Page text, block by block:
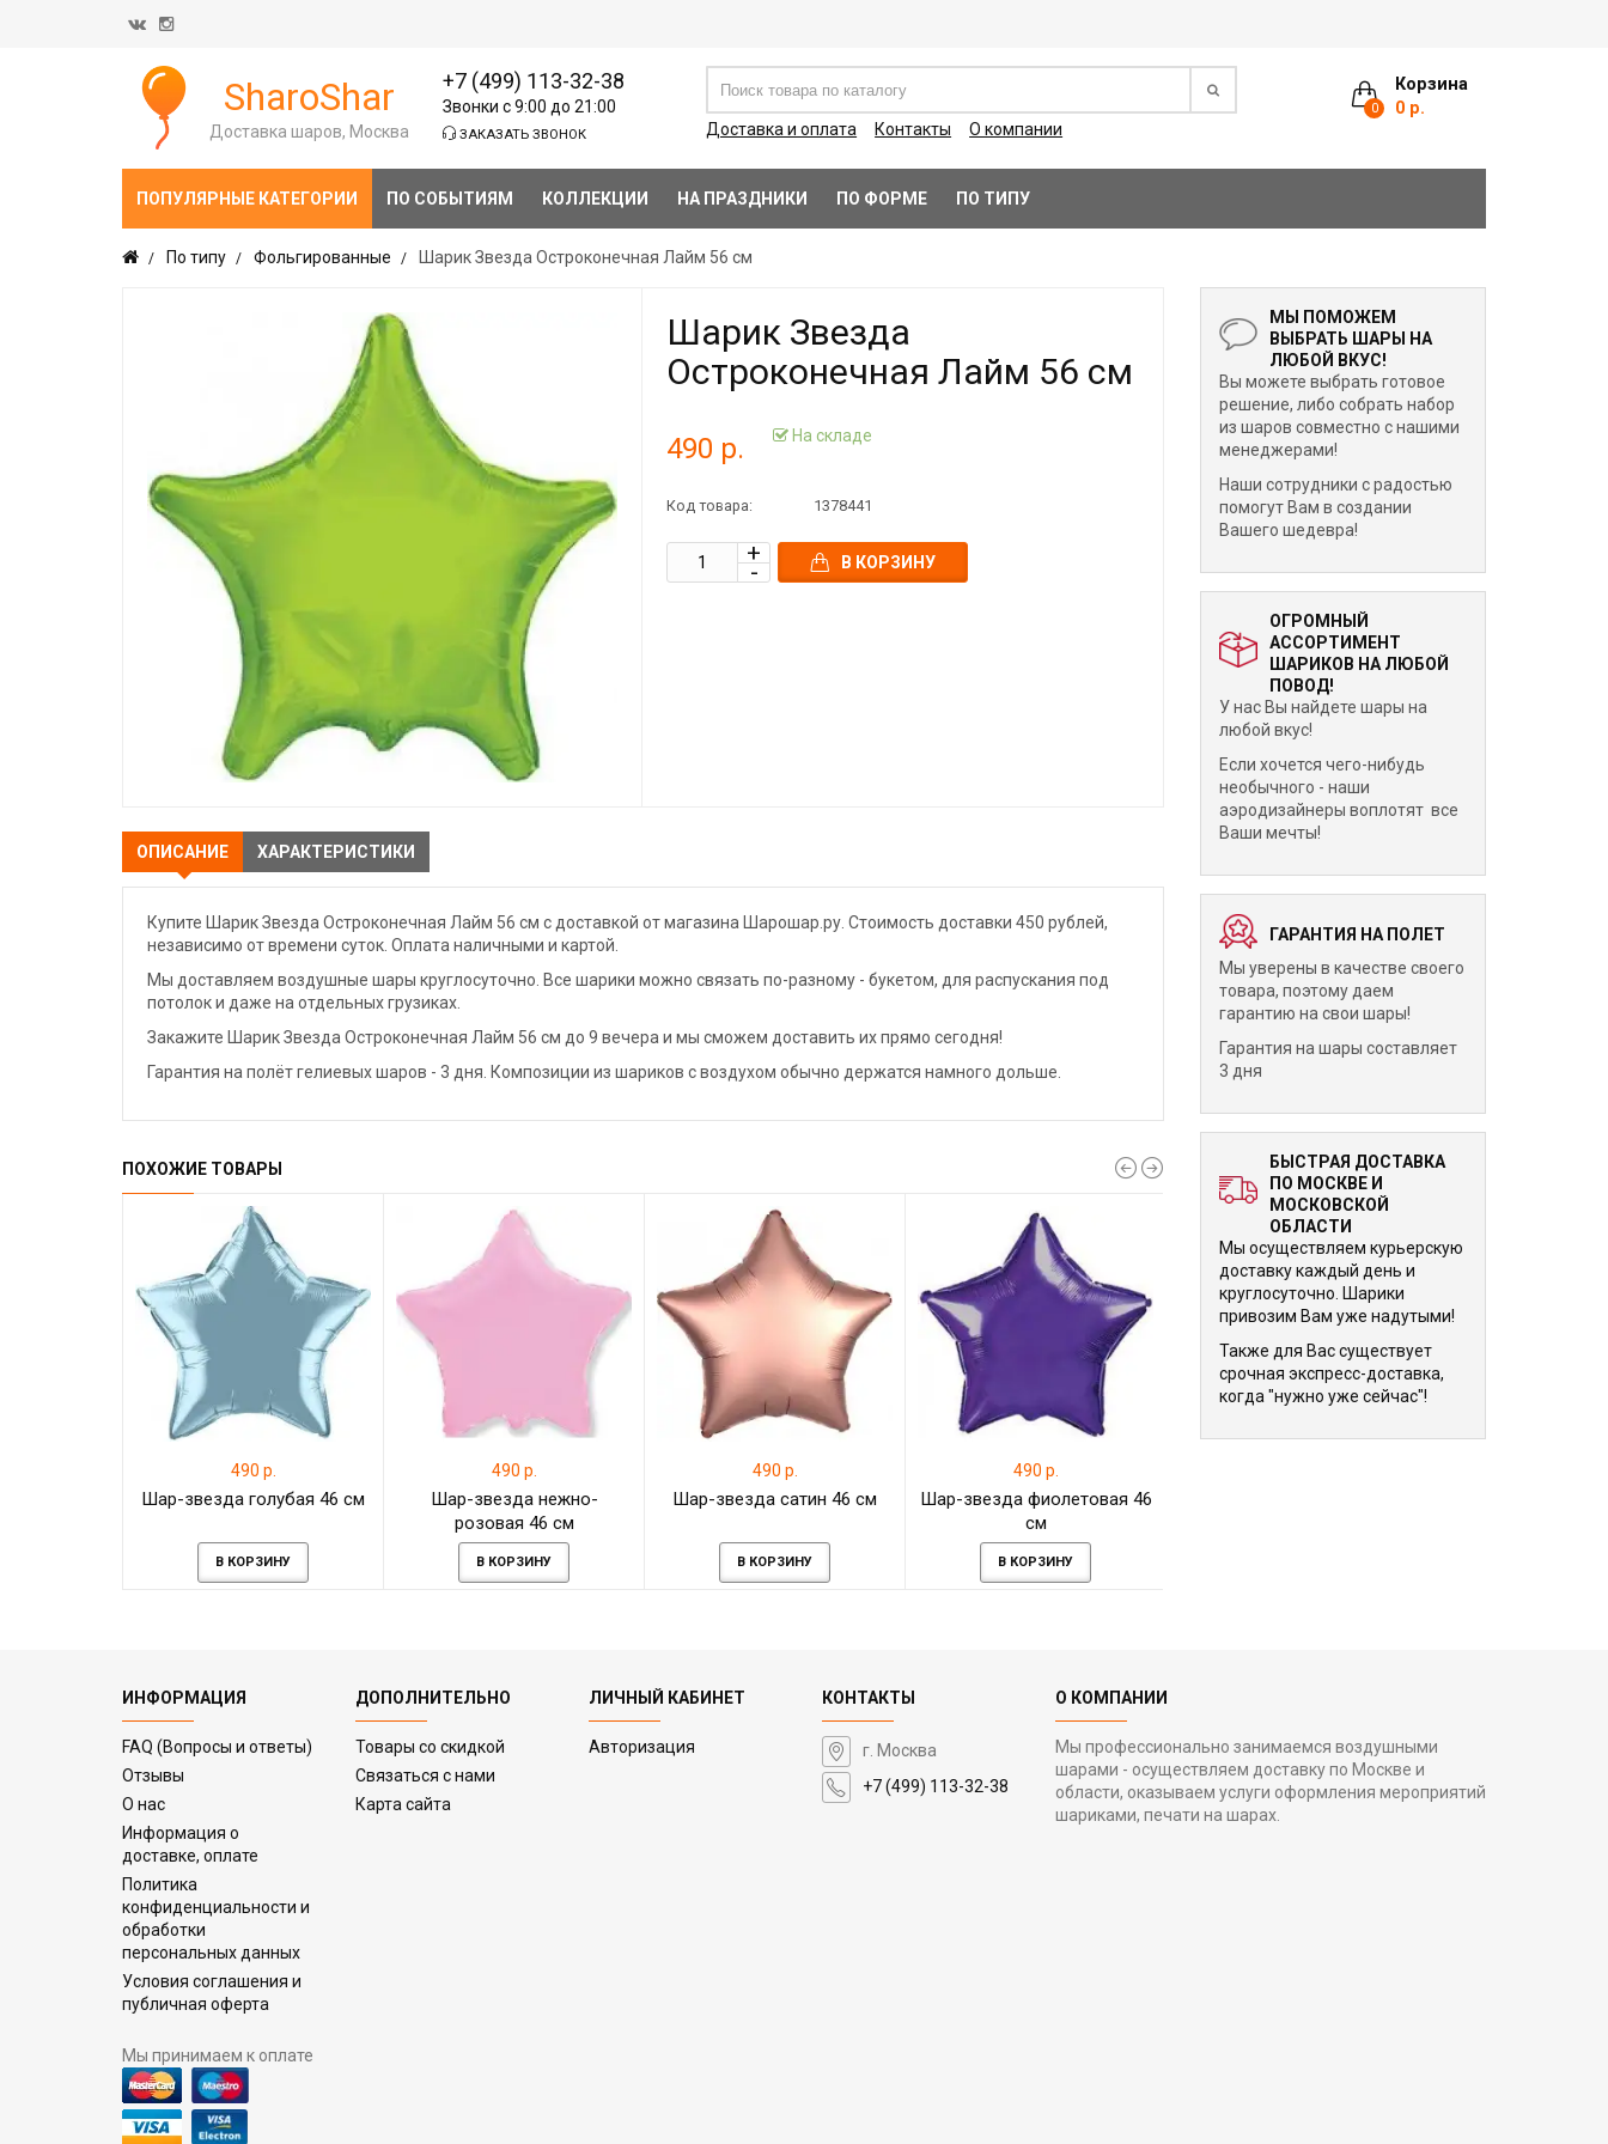
Корзина
0 0 р.
SharoShar
Доставка шаров, Москва
+7 (499) 113-32-38
Звонки с 9:00 до 21:00
ЗАКАЗАТЬ ЗВОНОК Доставка и оплата Контакты О компании
ПОПУЛЯРНЫЕ КАТЕГОРИИ ПО СОБЫТИЯМ КОЛЛЕКЦИИ НА ПРАЗДНИКИ ПО ФОРМЕ ПО ТИПУ
По типу Фольгированные Шарик Звезда Остроконечная Лайм 56 см
Шарик Звезда
Остроконечная Лайм 56 см
490 р. На складе
Код товара: 1378441
В КОРЗИНУ
ОПИСАНИЕ ХАРАКТЕРИСТИКИ
Купите Шарик Звезда Остроконечная Лайм 56 см с доставкой от магазина Шарошар.ру. Стоимость доставки 450 рублей,
независимо от времени суток. Оплата наличными и картой.
Мы доставляем воздушные шары круглосуточно. Все шарики можно связать по-разному - букетом, для распускания под
потолок и даже на отдельных грузиках.
Закажите Шарик Звезда Остроконечная Лайм 56 см до 9 вечера и мы сможем доставить их прямо сегодня!
Гарантия на полёт гелиевых шаров - 3 дня. Композиции из шариков с воздухом обычно держатся намного дольше.
ПОХОЖИЕ ТОВАРЫ
490 р.
Шар-звезда голубая 46 см
В КОРЗИНУ
490 р.
Шар-звезда нежно-
розовая 46 см
В КОРЗИНУ
490 р.
Шар-звезда сатин 46 см
В КОРЗИНУ
490 р.
Шар-звезда фиолетовая 46
см
В КОРЗИНУ
МЫ ПОМОЖЕМ
ВЫБРАТЬ ШАРЫ НА
ЛЮБОЙ ВКУС!
Вы можете выбрать готовое
решение, либо собрать набор
из шаров совместно с нашими
менеджерами!
Наши сотрудники с радостью
помогут Вам в создании
Вашего шедевра!
ОГРОМНЫЙ
АССОРТИМЕНТ
ШАРИКОВ НА ЛЮБОЙ
ПОВОД!
У нас Вы найдете шары на
любой вкус!
Если хочется чего-нибудь
необычного - наши
аэродизайнеры воплотят все
Ваши мечты!
ГАРАНТИЯ НА ПОЛЕТ
Мы уверены в качестве своего
товара, поэтому даем
гарантию на свои шары!
Гарантия на шары составляет
3 дня
БЫСТРАЯ ДОСТАВКА
ПО МОСКВЕ И
МОСКОВСКОЙ
ОБЛАСТИ
Мы осуществляем курьерскую
доставку каждый день и
круглосуточно. Шарики
привозим Вам уже надутыми!
Также для Вас существует
срочная экспресс-доставка,
когда "нужно уже сейчас"!
ИНФОРМАЦИЯ
FAQ (Вопросы и ответы)
Отзывы
О нас
Информация о
доставке, оплате
Политика
конфиденциальности и
обработки
персональных данных
Условия соглашения и
публичная оферта
Мы принимаем к оплате
ДОПОЛНИТЕЛЬНО
Товары со скидкой
Связаться с нами
Карта сайта
ЛИЧНЫЙ КАБИНЕТ
Авторизация
КОНТАКТЫ
г. Москва
+7 (499) 113-32-38
О КОМПАНИИ
Мы профессионально занимаемся воздушными
шарами - осуществляем доставку по Москве и
области, оказываем услуги оформления мероприятий
шариками, печати на шарах.